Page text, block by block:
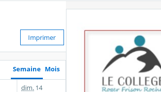
Imprimer
Semaine Mois
dim. 14